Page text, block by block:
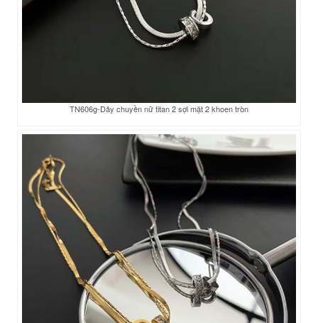
TN606g-Dây chuyền nữ titan 2 sợi mặt 2 khoen tròn